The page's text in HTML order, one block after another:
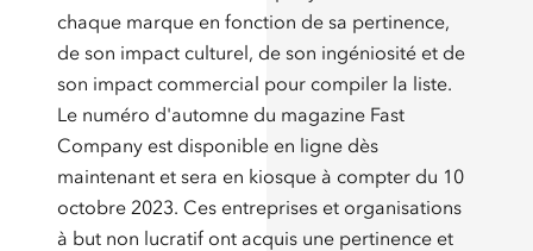
chaque marque en fonction de sa pertinence,
de son impact culturel, de son ingéniosité et de
son impact commercial pour compiler la liste.
Le numéro d'automne du magazine Fast
Company est disponible en ligne dès
maintenant et sera en kiosque à compter du 10
octobre 2023. Ces entreprises et organisations
à but non lucratif ont acquis une pertinence et